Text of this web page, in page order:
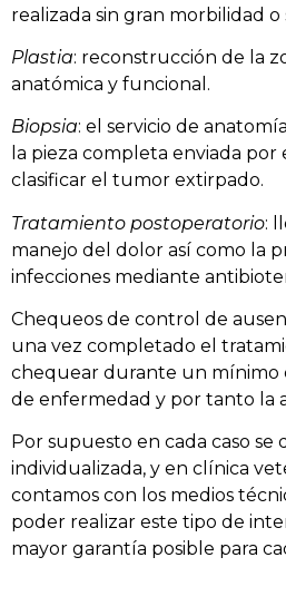
realizada sin gran morbilidad
Plastia: reconstrucción de la
anatómica y funcional.
Biopsia: el servicio de
la pieza completa enviada por
clasificar el tumor extirpado.
Tratamiento postoperatorio:
manejo del dolor así como la
infecciones mediante
Chequeos de control de
una vez completado el
chequear durante un mínimo
de enfermedad y por tanto la
Por supuesto en cada caso
individualizada, y en clínica
contamos con los medios
poder realizar este tipo de
mayor garantía posible para